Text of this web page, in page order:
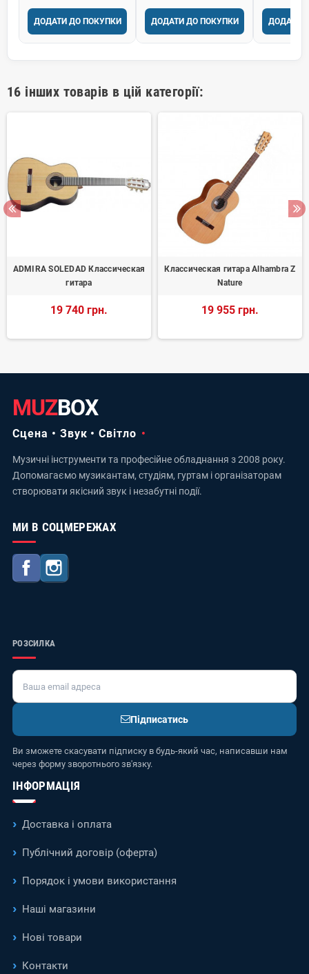
ДОДАТИ ДО ПОКУПКИ ДОДАТИ ДО ПОКУПКИ ДОДАТИ
16 інших товарів в цій категорії:
ADMIRA SOLEDAD Классическая
гитара
19 740 грн.
Классическая гитара Alhambra Z
Nature
19 955 грн.
MUZBOX
Сцена • Звук • Світло
Музичні інструменти та професійне обладнання з 2008 року.
Допомагаємо музикантам, студіям, гуртам і організаторам
створювати якісний звук і незабутні події.
МИ В СОЦМЕРЕЖАХ
Facebook
РОЗСИЛКА
Підписатись
Ви зможете скасувати підписку в будь-який час, написавши нам
через форму зворотнього зв'язку.
ІНФОРМАЦІЯ
Доставка і оплата
Публічний договір (оферта)
Порядок і умови використання
Наші магазини
Нові товари
Контакти